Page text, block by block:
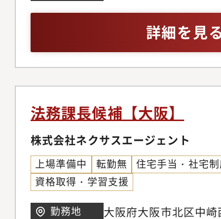
そうしたチャレンジ
にとって大きな魅力
す。・多様な業界知
イアントは大手上場
業界に広がっており
ルの習得やネットワ
■働き方 当社では、
ハイブリッドワーク
フレックス制度と合
らわれない柔軟な働
す。 ・出社頻度全社
を推奨しております
リスクを適切に評価
をもって判断・対処
しています。【具体
からの法律相談（労
ど）・新規事業のリ
対応・コンプライア
営（研修など）・契
フト・株主総会・取
準備・運営・トラブ
応・商業登記申請業
含む企業法務全般
詳細を見
法務課長候補【大阪】
株式会社ネクサスエージェント
上場準備中 転勤無
住宅手当・社宅
資格取得・学習支援
勤務地 大阪府大阪市北区中